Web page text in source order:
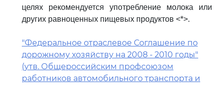
целях рекомендуется употребление молока или
других равноценных пищевых продуктов <*>.
"Федеральное отраслевое Соглашение по
дорожному хозяйству на 2008 - 2010 годы"
(утв. Общероссийским профсоюзом
работников автомобильного транспорта и